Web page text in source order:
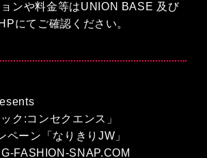
ンや料金等はUNION BASE 及び
にてご確認ください。
ク:コンセクエンス」
ペーン「なりきりJW」
FASHION-SNAP.COM